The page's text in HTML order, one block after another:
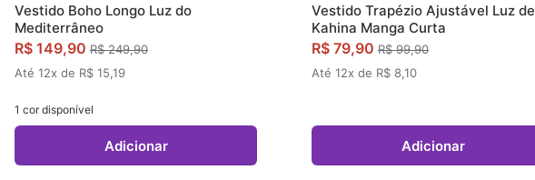
Vestido Boho Longo Luz do
Mediterrâneo
R$ 149,90 R$ 249,90
Até 12x de R$ 15,19
1 cor disponível
Adicionar
Vestido Trapézio Ajustável Luz de
Kahina Manga Curta
R$ 79,90 R$ 99,90
Até 12x de R$ 8,10
Adicionar